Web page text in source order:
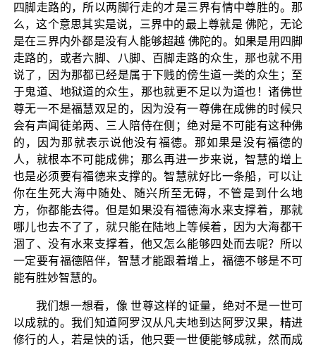
四脚走路的，所以两脚行走的才是三界有情中尊胜的。那
么，这个意思其实是说，三界中的最上尊就是 佛陀，无论
是在三界内外都是没有人能够超越 佛陀的。如果是用四脚
走路的，或者六脚、八脚、百脚走路的众生，那也就不用
说了，因为那都已经是属于下贱的傍生道一类的众生；至
于鬼道、地狱道的众生，那也就更不足以为道也！诸佛世
尊无一不是福慧双足的，因为没有一尊佛在成佛的时候只
会有声闻徒弟两、三人陪侍在侧；绝对是不可能有这种佛
的，因为那就表示说他没有福德。那如果是没有福德的
人，就根本不可能成佛；那么再进一步来说，智慧的增上
也是必须要有福德来支撑的。智慧就好比一条船，可以让
你在生死大海中随处、随兴所至无碍，不管是到什么地
方，你都能去得。但是如果没有福德海水来支撑着，那就
哪儿也去不了了，就只能在陆地上等候着，因为大海都干
涸了、没有水来支撑着，他又怎么能够四处而去呢？所以
一定要有福德陪伴，智慧才能跟着增上，福德不够是不可
能有胜妙智慧的。
我们想一想看，像 世尊这样的证量，绝对不是一世可
以成就的。我们知道阿罗汉从凡夫地到达阿罗汉果，精进
修行的人，若是快的话，他只要一世便能够成就，然而成